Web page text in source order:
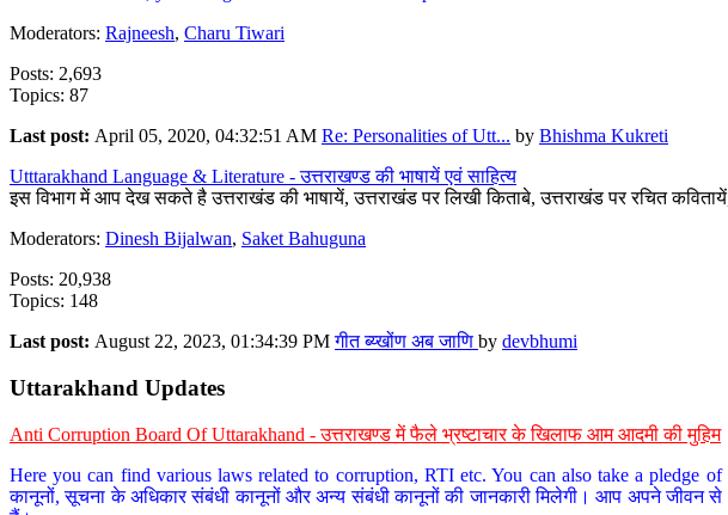
Moderators: Rajneesh, Charu Tiwari
Posts: 2,693
Topics: 87
Last post: April 05, 2020, 04:32:51 AM Re: Personalities of Utt... by Bhishma Kukreti
Utttarakhand Language & Literature - उत्तराखण्ड की भाषायें एवं साहित्य
इस विभाग में आप देख सकते है उत्तराखंड की भाषायें, उत्तराखंड पर लिखी किताबे, उत्तराखंड पर रचित
Moderators: Dinesh Bijalwan, Saket Bahuguna
Posts: 20,938
Topics: 148
Last post: August 22, 2023, 01:34:39 PMगीत ब्य्खोंण अब जाणि by devbhumi
Uttarakhand Updates
Anti Corruption Board Of Uttarakhand - उत्तराखण्ड में फैले भ्रष्टाचार के खिलाफ आम आदमी की मुहिम
Here you can find various laws related to corruption, RTI etc. You can also take a pledge
कानूनों, सूचना के अधिकार संबंधी कानूनों और अन्य संबंधी कानूनों की जानकारी मिलेगी। आप अपने जीवन से